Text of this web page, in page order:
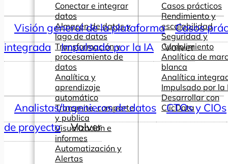
Conectar e integrar
datos
Almacén de datos y
lago de datos
Transformación y
procesamiento de
datos
Analítica y
aprendizaje
automático
Transmite, comparte
y publica
Visualización e
informes
Automatización y
Alertas
Casos prácticos
Rendimiento y
escalabilidad
Seguridad y
Cumplimiento
Analítica de
blanca
Analítica
Impulsado por la
Desarrollar con
ClicData
Visión general de la plataforma
Casos
integrada
Impulsado por la IA Volver
Analistas/Ingenieros de datos
CTOs y CIOs
de proyecto
Volver